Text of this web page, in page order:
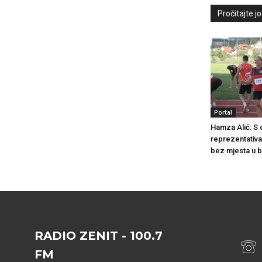
Pročitajte
Portal
Hamza Alić: S
bez mjesta u
RADIO ZENIT - 100.7
FM